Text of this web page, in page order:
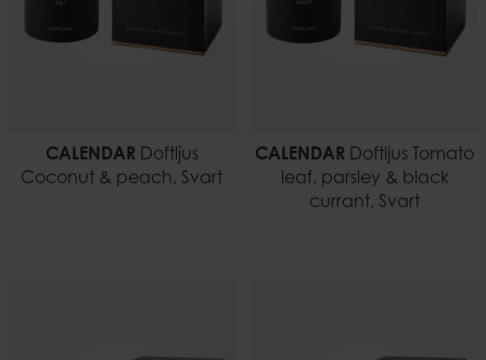
CALENDARDoftljus
Coconut & peach, Svart
CALENDAR Doftljus Tomato
leaf, parsley & black
currant, Svart